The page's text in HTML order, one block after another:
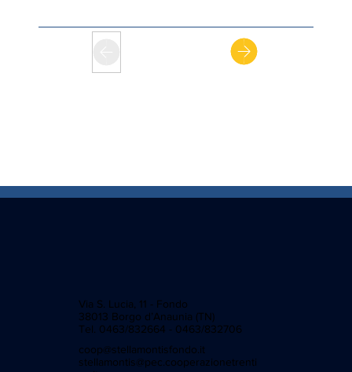
Via S. Lucia, 11 - Fondo
38013 Borgo d’Anaunia (TN)
Tel. 0463/832664 - 0463/832706
coop@stellamontisfondo.it
stellamontis@pec.cooperazionetrenti